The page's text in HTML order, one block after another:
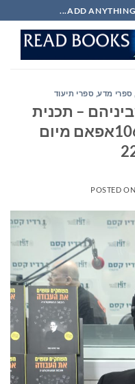
ADD ANYTHING
ספרי מדע, ספרי תיעוד
– תכנית
ראיונות ברדיו קסם 106אפאם מיום
POSTED ON